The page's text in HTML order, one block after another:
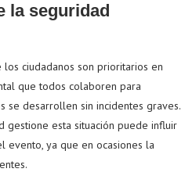
la seguridad
ciudadanos son prioritarios en
que todos colaboren para
se desarrollen sin incidentes graves.
gestione esta situación puede influir
evento, ya que en ocasiones la